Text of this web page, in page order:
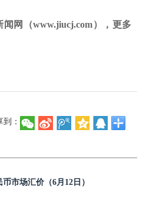
网（www.jiucj.com），更多
到：
币市场汇价（6月12日）